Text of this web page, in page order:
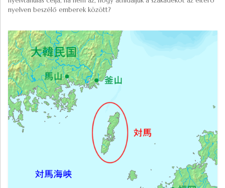
nyelven beszélő emberek között?